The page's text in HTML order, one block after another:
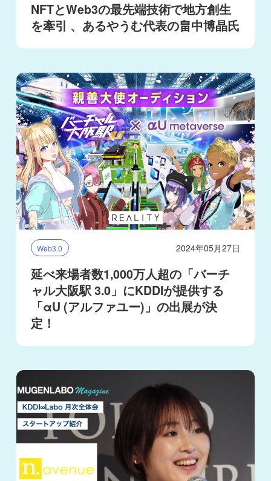
NFTとWeb3の最先端技術で地方創生
を牽引 、あるやうむ代表の畠中博晶氏
Web3.0 2024年05月27日
延べ来場者数1,000万人超の「バーチ
ャル大阪駅 3.0」にKDDIが提供する
「αU (アルファユー)」の出展が決
定！